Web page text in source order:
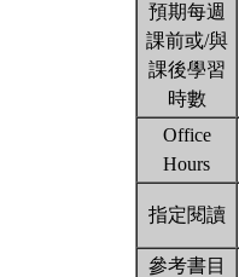
預期每週
課前或/與
課後學習
時數
Office
Hours
指定閱讀
參考書目